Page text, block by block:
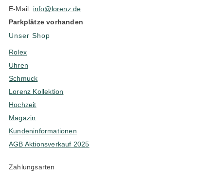
E-Mail: info@lorenz.de
Parkplätze vorhanden
Unser Shop
Rolex
Uhren
Schmuck
Lorenz Kollektion
Hochzeit
Magazin
Kundeninformationen
AGB Aktionsverkauf 2025
Zahlungsarten